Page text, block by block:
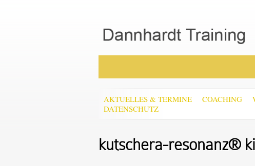
AKTUELLES & TERMINE COACHING
DATENSCHUTZ
kutschera-resonanz®